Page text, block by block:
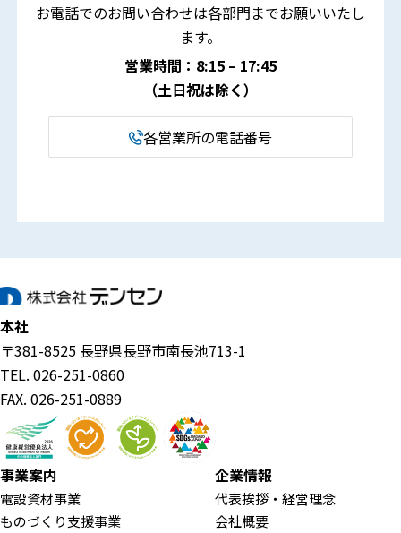
お電話でのお問い合わせは各部門までお願いいたし
ます。
営業時間：8:15 – 17:45
（土日祝は除く）
各営業所の電話番号
本社
〒381-8525 長野県長野市南長池713-1
TEL. 026-251-0860
FAX. 026-251-0889
事業案内
電設資材事業
ものづくり支援事業
企業情報
代表挨拶・経営理念
会社概要